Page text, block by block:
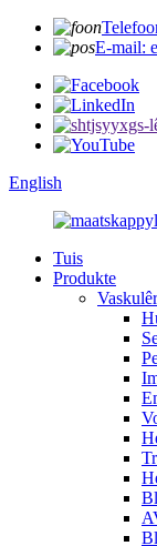
E-mail:
English
Tuis
Produkte